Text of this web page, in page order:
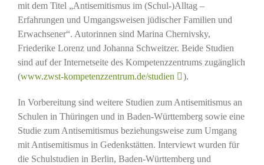
mit dem Titel „Antisemitismus im (Schul-)Alltag –
Erfahrungen und Umgangsweisen jüdischer Familien und
Erwachsener“. Autorinnen sind Marina Chernivsky,
Friederike Lorenz und Johanna Schweitzer. Beide Studien
sind auf der Internetseite des Kompetenzzentrums zugänglich
(www.zwst-kompetenzzentrum.de/studien ).
In Vorbereitung sind weitere Studien zum Antisemitismus an
Schulen in Thüringen und in Baden-Württemberg sowie eine
Studie zum Antisemitismus beziehungsweise zum Umgang
mit Antisemitismus in Gedenkstätten. Interviewt wurden für
die Schulstudien in Berlin, Baden-Württemberg und